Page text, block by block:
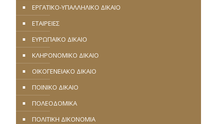
ΕΡΓΑΤΙΚΟ-ΥΠΑΛΛΗΛΙΚΟ ΔΙΚΑΙΟ
ΕΤΑΙΡΕΙΕΣ
ΕΥΡΩΠΑΪΚΟ ΔΙΚΑΙΟ
ΚΛΗΡΟΝΟΜΙΚΟ ΔΙΚΑΙΟ
ΟΙΚΟΓΕΝΕΙΑΚΟ ΔΙΚΑΙΟ
ΠΟΙΝΙΚΟ ΔΙΚΑΙΟ
ΠΟΛΕΟΔΟΜΙΚΑ
ΠΟΛΙΤΙΚΗ ΔΙΚΟΝΟΜΙΑ